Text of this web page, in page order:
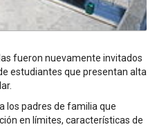
fueron nuevamente invitados
estudiantes que presentan alta
los padres de familia que
en límites, características de